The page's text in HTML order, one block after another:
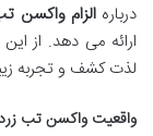
دربارهالزام واکسن
ارائه می دهد. از
لذت کشف و تجربه
واقعیت واکسن تب زرد